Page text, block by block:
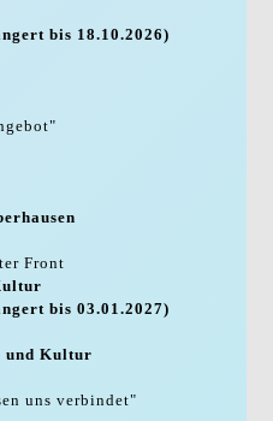
bis 18.10.2026)
Front
bis 03.01.2027)
und Kultur
uns verbindet"